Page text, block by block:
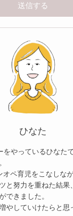
送信する
ひなた
をやっているひなた
オペ育児をこなしな
と努力を重ねた結果
できました。
やしていけたらと思